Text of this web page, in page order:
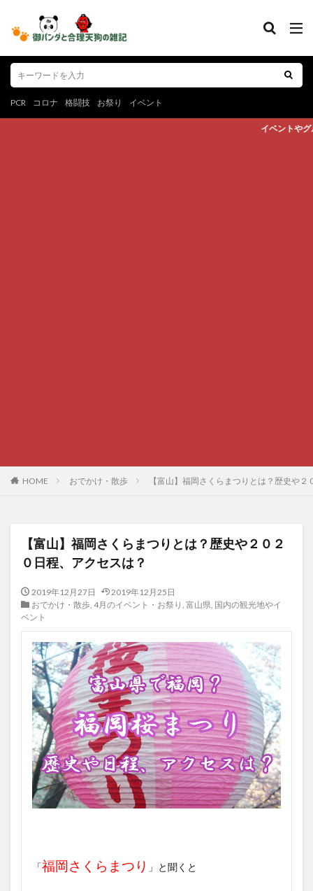
PCR コロナ 格闘技 お祭り イベント
イベントやグルメ、スポーツなど心
HOME おでかけ・散歩 【富山】福岡さくらまつりとは？歴史や
【富山】福岡さくらまつりとは？歴史や２０２
０日程、アクセスは？
2019年12月27日
2019年12月25日
おでかけ・散歩, 4月のイベント・お祭り , 富山県, 国内の観光地やイ
ベント
「福岡さくらまつり 」と聞くと